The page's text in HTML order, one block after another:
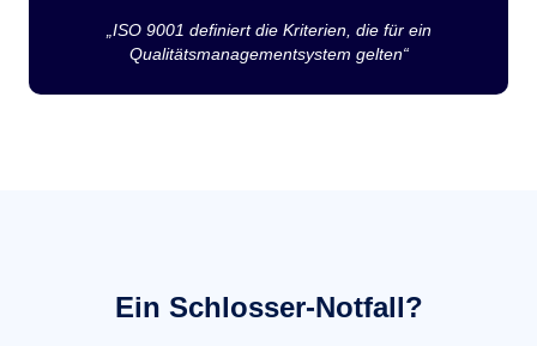
„ISO 9001 definiert die Kriterien, die für ein
Qualitätsmanagementsystem gelten“
Ein Schlosser-Notfall?